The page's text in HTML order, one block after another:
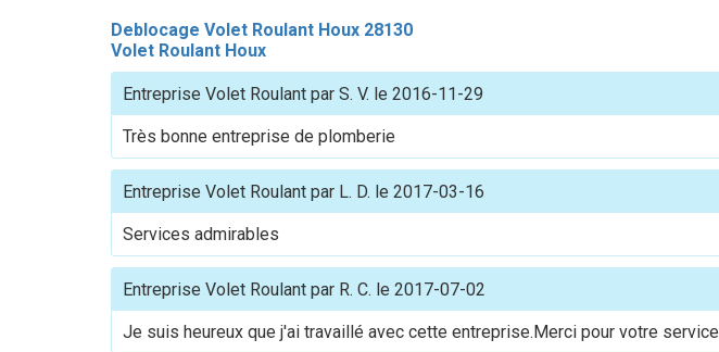
Deblocage Volet Roulant Houx 28130
Volet Roulant Houx
Entreprise Volet Roulant par S. V. le 2016-11-29
Très bonne entreprise de plomberie
Entreprise Volet Roulant par L. D. le 2017-03-16
Services admirables
Entreprise Volet Roulant par R. C. le 2017-07-02
Je suis heureux que j'ai travaillé avec cette entreprise.Merci pour votre service